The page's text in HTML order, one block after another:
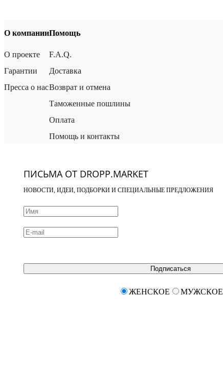
О компании
О проекте
Гарантии
Пресса о нас
Помощь
F.A.Q.
Доставка
Возврат и отмена
Таможенные пошлины
Оплата
Помощь и контакты
ПИСЬМА ОТ DROPP.MARKET
НОВОСТИ, ИДЕИ, ПОДБОРКИ И СПЕЦИАЛЬНЫЕ ПРЕДЛОЖЕНИЯ
Подписаться
ЖЕНСКОЕ МУЖСКОЕ